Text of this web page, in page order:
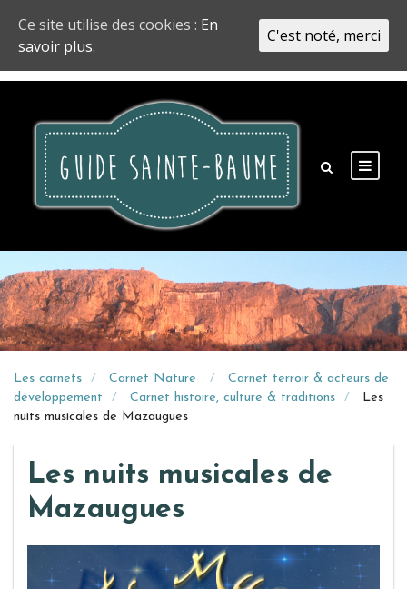
Les carnets Carnet Nature
Carnet terroir & acteurs de
développement
Carnet histoire, culture & traditions
Les
nuits musicales de Mazaugues
Les nuits musicales de
Mazaugues
Ce site utilise des cookies : En
savoir plus.
C'est noté, merci